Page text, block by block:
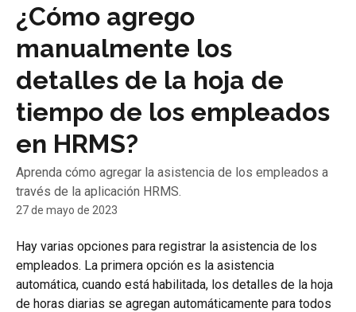
¿Cómo agrego
manualmente los
detalles de la hoja de
tiempo de los empleados
en HRMS?
Aprenda cómo agregar la asistencia de los empleados a
través de la aplicación HRMS.
27 de mayo de 2023
Hay varias opciones para registrar la asistencia de los
empleados. La primera opción es la asistencia
automática, cuando está habilitada, los detalles de la hoja
de horas diarias se agregan automáticamente para todos